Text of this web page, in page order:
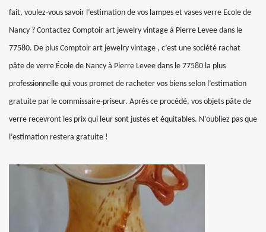
fait, voulez-vous savoir l’estimation de vos lampes et vases verre Ecole de
Nancy ? Contactez Comptoir art jewelry vintage à Pierre Levee dans le
77580. De plus Comptoir art jewelry vintage , c’est une société rachat
pâte de verre École de Nancy à Pierre Levee dans le 77580 la plus
professionnelle qui vous promet de racheter vos biens selon l’estimation
gratuite par le commissaire-priseur. Après ce procédé, vos objets pâte de
verre recevront les prix qui leur sont justes et équitables. N’oubliez pas que
l’estimation restera gratuite !